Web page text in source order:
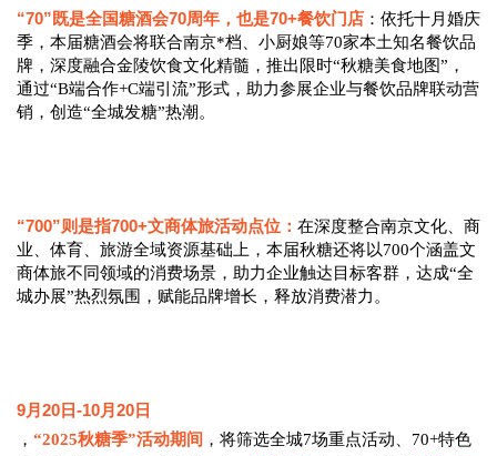
“70”既是全国糖酒会70周年，也是70+餐饮门店 ：依托十月婚庆
季，本届糖酒会将联合南京*档、小厨娘等70家本土知名餐饮品
牌，深度融合金陵饮食文化精髓，推出限时“秋糖美食地图”，
通过“B端合作+C端引流”形式，助力参展企业与餐饮品牌联动营
销，创造“全城发糖”热潮。
“700”则是指700+文商体旅活动点位： 在深度整合南京文化、商
业、体育、旅游全域资源基础上，本届秋糖还将以700个涵盖文
商体旅不同领域的消费场景，助力企业触达目标客群，达成“全
城办展”热烈氛围，赋能品牌增长，释放消费潜力。
9月20日-10月20日
， “2025秋糖季”活动期间 ，将筛选全城7场重点活动、70+特色